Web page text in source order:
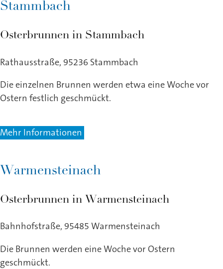
Stammbach
Osterbrunnen in Stammbach
Rathausstraße, 95236 Stammbach
Die einzelnen Brunnen werden etwa eine Woche vor
Ostern festlich geschmückt.
Mehr Informationen
Warmensteinach
Osterbrunnen in Warmensteinach
Bahnhofstraße, 95485 Warmensteinach
Die Brunnen werden eine Woche vor Ostern
geschmückt.